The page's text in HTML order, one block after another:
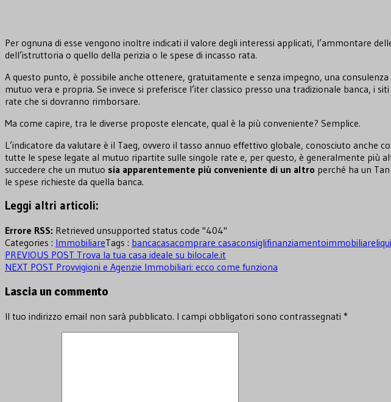
Per ognuna di esse vengono inoltre indicati il valore degli interessi applicati, l’ammontare
dell’istruttoria o quello della perizia o le spese di incasso rata.
A questo punto, è possibile anche ottenere, gratuitamente e senza impegno, una consulenza
mutuo vera e propria. Se invece si preferisce l’iter classico presso una tradizionale banca, i
rate che si dovranno rimborsare.
Ma come capire, tra le diverse proposte elencate, qual è la più conveniente? Semplice.
L’indicatore da valutare è il Taeg, ovvero il tasso annuo effettivo globale, conosciuto anche
tutte le spese legate al mutuo ripartite sulle singole rate e, per questo, è generalmente più
succedere che un mutuo sia apparentemente più conveniente di un altro perché ha un
le spese richieste da quella banca.
Leggi altri articoli:
Errore RSS: Retrieved unsupported status code "404"
Categories : ImmobiliareTags : bancacasacomprare casaconsiglifinanziamentoimmobiliare
Navigazione
articoli
PREVIOUS POST Previous
post:
Trova la tua casa ideale su bilocale.it
NEXT POST Next
Provvigioni e Agenzie Immobiliari: ecco come funziona
Lascia un commento
Il tuo indirizzo email non sarà pubblicato. I campi obbligatori sono contrassegnati *